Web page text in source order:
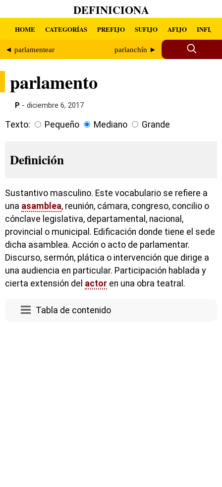
DEFINICIONA
HOME CATEGORÍAS PREFIJO SUFIJO AFIJO INFIJO
◄ parlamentear parlanchín ►
parlamento
P - diciembre 6, 2017
Texto: Pequeño Mediano Grande
Definición
Sustantivo masculino. Este vocabulario se refiere a
una asamblea, reunión, cámara, congreso, concilio o
cónclave legislativa, departamental, nacional,
provincial o municipal. Edificación donde tiene el sede
dicha asamblea. Acción o acto de parlamentar.
Discurso, sermón, plática o intervención que dirige a
una audiencia en particular. Participación hablada y
cierta extensión del actor en una obra teatral.
Tabla de contenido